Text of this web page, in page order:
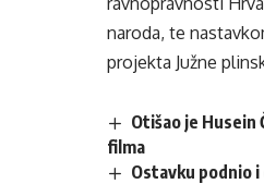
naroda, te
projekta Južne
Otišao je Husein
filma
Ostavku podnio